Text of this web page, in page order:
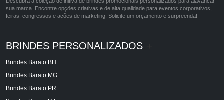
sua marca. Encontre opções criativas e de alta qualidade para eventos corporativos,
feiras, congressos e ações de marketing. Solicite um orçamento e surpreenda!
BRINDES PERSONALIZADOS
Brindes Barato BH
Brindes Barato MG
Brindes Barato PR